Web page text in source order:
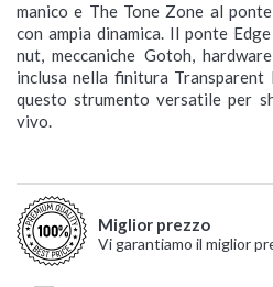
manico e The Tone Zone al
con ampia dinamica. Il ponte
nut, meccaniche Gotoh,
inclusa nella finitura Transparent
questo strumento versatile per
vivo.
Miglior prezzo
Vi garantiamo il miglior